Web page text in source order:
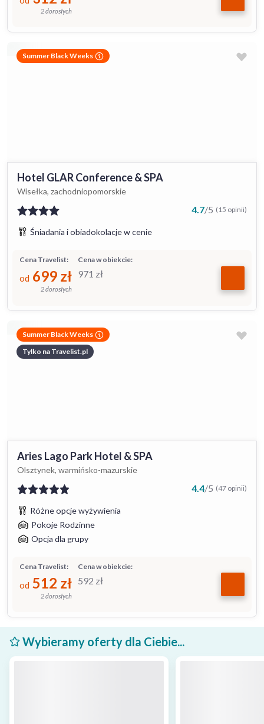
2 dorosłych
Summer Black Weeks
Hotel GLAR Conference & SPA
Wisełka, zachodniopomorskie
4.7/5 (15 opinii)
Śniadania i obiadokolacje w cenie
Cena w obiekcie:
971 zł
Cena Travelist:
od 699 zł
2 dorosłych
Summer Black Weeks
Tylko na Travelist.pl
Aries Lago Park Hotel & SPA
Olsztynek, warmińsko-mazurskie
4.4/5 (47 opinii)
Różne opcje wyżywienia
Pokoje Rodzinne
Opcja dla grupy
Cena w obiekcie:
592 zł
Cena Travelist:
od 512 zł
2 dorosłych
Wybieramy oferty dla Ciebie...